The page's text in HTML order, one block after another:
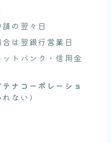
の翌々日
は翌銀行営業日
トバンク・信用金
ナコーポレーショ
ない）